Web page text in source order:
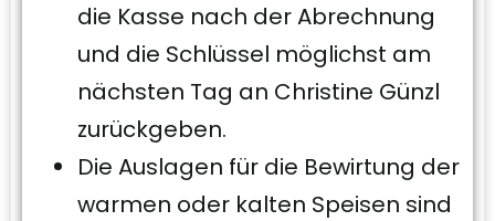
die Kasse nach der Abrechnung
und die Schlüssel möglichst am
nächsten Tag an Christine Günzl
zurückgeben.
Die Auslagen für die Bewirtung der
warmen oder kalten Speisen sind